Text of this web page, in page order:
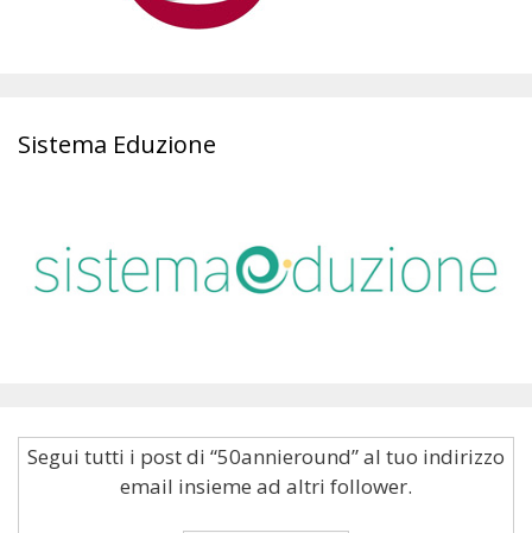
Sistema Eduzione
Segui tutti i post di “50annieround” al tuo indirizzo
email insieme ad altri follower.